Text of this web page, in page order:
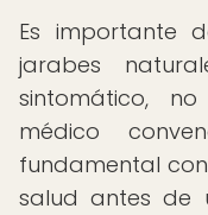
Es importante
jarabes
sintomático,
médico
fundamental
salud antes de